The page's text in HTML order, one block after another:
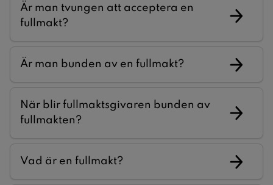
Är man tvungen att acceptera en
fullmakt?
Är man bunden av en fullmakt?
När blir fullmaktsgivaren bunden av
fullmakten?
Vad är en fullmakt?